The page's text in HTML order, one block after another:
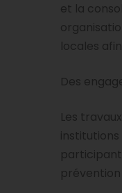
et la
locales
Des
Les